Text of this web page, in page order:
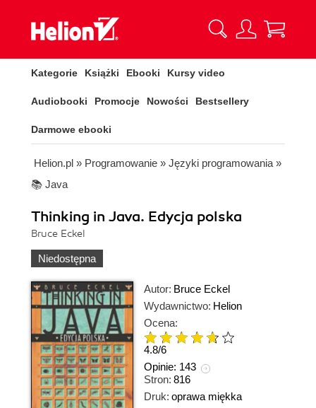
Kategorie Książki Ebooki Kursy video
Audiobooki Promocje Nowości Bestsellery
Darmowe ebooki
Helion.pl » Programowanie » Języki programowania »
📚 Java
Thinking in Java. Edycja polska
Bruce Eckel
Niedostępna
Autor: Bruce Eckel
Wydawnictwo: Helion
Ocena:
4.8/6
Opinie: 143
Stron: 816
Druk: oprawa miękka